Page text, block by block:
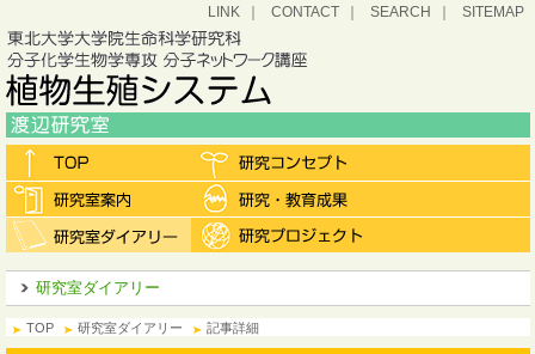
LINK CONTACT SEARCH SITEMAP
研究室ダイアリー
TOP 研究室ダイアリー 記事詳細